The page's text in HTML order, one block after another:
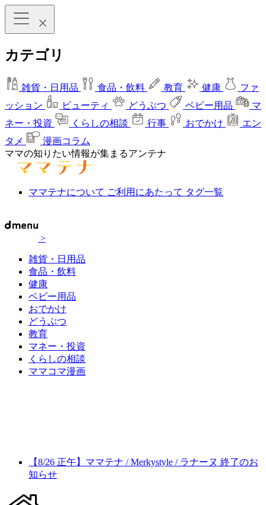
カテゴリ
雑貨・日用品 食品・飲料 教育 健康
ファ
ッション
ビューティ どうぶつ ベビー用品
マ
ネー・投資
くらしの相談 行事 おでかけ
エン
タメ
漫画コラム
ママの知りたい情報が集まるアンテナ
ママテナについて ご利用にあたって タグ一覧
>
雑貨・日用品
食品・飲料
健康
ベビー用品
おでかけ
どうぶつ
教育
マネー・投資
くらしの相談
ママコマ漫画
【8/26 正午】ママテナ / Merkystyle / ラナーヌ 終了のお
知らせ